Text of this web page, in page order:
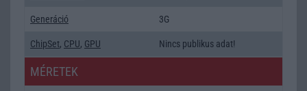
Generáció 3G
ChipSet, CPU, GPU Nincs publikus adat!
MÉRETEK